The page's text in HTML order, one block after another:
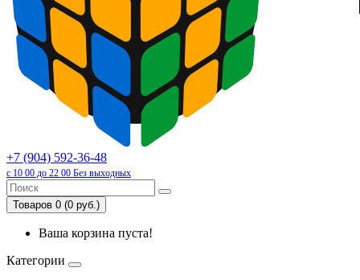
+7 (904) 592-36-48
с 10 00 до 22 00 Без выходных
Товаров 0 (0 руб.)
Ваша корзина пуста!
Категории